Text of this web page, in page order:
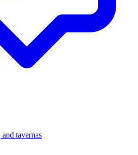
tavernas